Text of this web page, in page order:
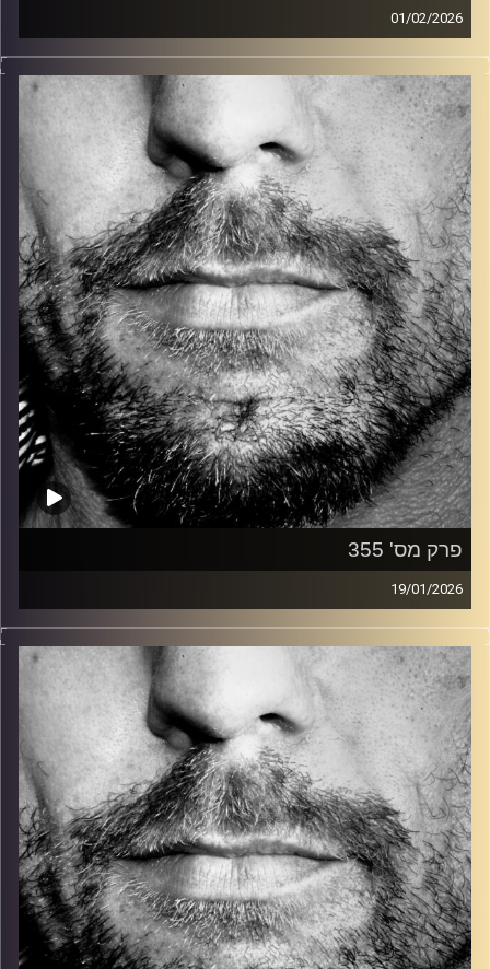
01/02/2026
זיפים, מוזיקה מחוספסת של הופעות חיות. הרבה ג'אם, רוק,
בלוז, bluegrass, ג'אז, Fאנק, פרוגרסיב ואפילו אלקטרוניקה.
כל מה שחי, אמיתי ונושם.
עם שמוליק רגב.
קרדיט תמונות: David Goehring
פרק מס' 355
19/01/2026
זיפים, מוזיקה מחוספסת של הופעות חיות. הרבה ג'אם, רוק,
בלוז, bluegrass, ג'אז, Fאנק, פרוגרסיב ואפילו אלקטרוניקה.
כל מה שחי, אמיתי ונושם.
עם שמוליק רגב.
קרדיט תמונות: David Goehring